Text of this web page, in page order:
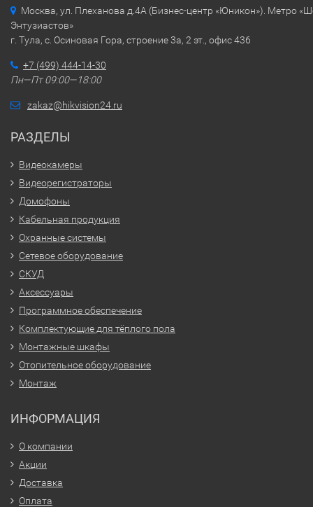
Москва, ул. Плеханова д.4А (Бизнес-центр «Юникон»). Метро
Энтузиастов»
г. Тула, с. Осиновая Гора, строение 3а, 2 эт., офис 436
+7 (499) 444-14-30
Пн—Пт 09:00—18:00
zakaz@hikvision24.ru
РАЗДЕЛЫ
Видеокамеры
Видеорегистраторы
Домофоны
Кабельная продукция
Охранные системы
Сетевое оборудование
СКУД
Аксессуары
Программное обеспечение
Комплектующие для тёплого пола
Монтажные шкафы
Отопительное оборудование
Монтаж
ИНФОРМАЦИЯ
О компании
Акции
Доставка
Оплата